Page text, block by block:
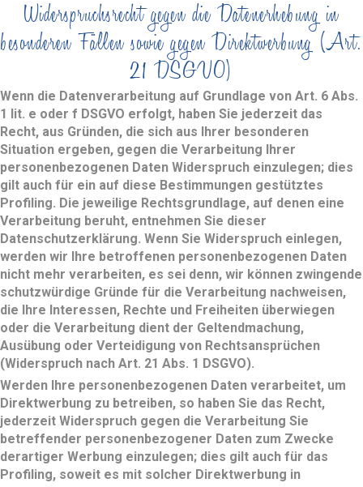
Widerspruchsrecht gegen die Datenerhebung in
besonderen Fällen sowie gegen Direktwerbung (Art.
21 DSGVO)
Wenn die Datenverarbeitung auf Grundlage von Art. 6 Abs.
1 lit. e oder f DSGVO erfolgt, haben Sie jederzeit das
Recht, aus Gründen, die sich aus Ihrer besonderen
Situation ergeben, gegen die Verarbeitung Ihrer
personenbezogenen Daten Widerspruch einzulegen; dies
gilt auch für ein auf diese Bestimmungen gestütztes
Profiling. Die jeweilige Rechtsgrundlage, auf denen eine
Verarbeitung beruht, entnehmen Sie dieser
Datenschutzerklärung. Wenn Sie Widerspruch einlegen,
werden wir Ihre betroffenen personenbezogenen Daten
nicht mehr verarbeiten, es sei denn, wir können zwingende
schutzwürdige Gründe für die Verarbeitung nachweisen,
die Ihre Interessen, Rechte und Freiheiten überwiegen
oder die Verarbeitung dient der Geltendmachung,
Ausübung oder Verteidigung von Rechtsansprüchen
(Widerspruch nach Art. 21 Abs. 1 DSGVO).
Werden Ihre personenbezogenen Daten verarbeitet, um
Direktwerbung zu betreiben, so haben Sie das Recht,
jederzeit Widerspruch gegen die Verarbeitung Sie
betreffender personenbezogener Daten zum Zwecke
derartiger Werbung einzulegen; dies gilt auch für das
Profiling, soweit es mit solcher Direktwerbung in